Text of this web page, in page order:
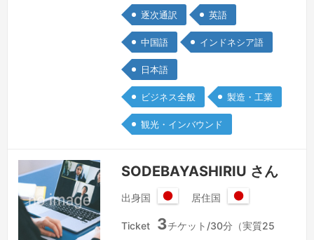
絡差し上げました。私はこれまで、日本
語、英語、中国語、マレー語通訳とし
て、約16年の実務経験がございます。
主に製造、ビジネス、観光などの分野を
専門としております。つきましては、履
歴書および職務経歴書を添付いたしまし
たので、ご査収いただけますと幸いで
逐次通訳 英語
中国語 インドネシア語
日本語
ビジネス全般 製造・工業
観光・インバウンド
SODEBAYASHIRIU さん
出身国
本
居住国
本
Ticket 3チケット/30分（実質25